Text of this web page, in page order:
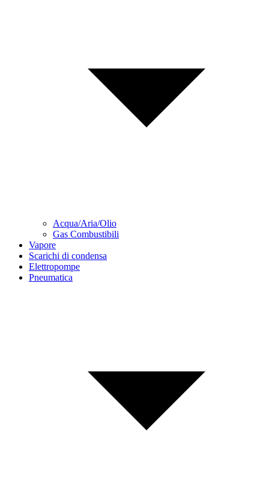
Acqua/Aria/Olio
Gas Combustibili
Vapore
Scarichi di condensa
Elettropompe
Pneumatica